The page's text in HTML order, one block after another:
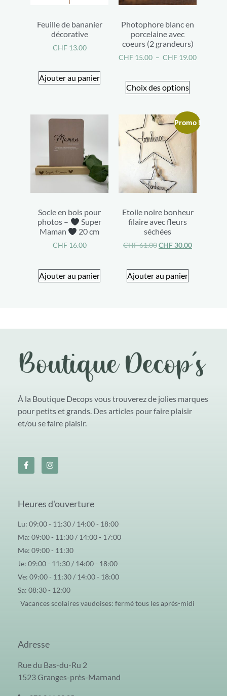
Feuille de bananier
décorative
CHF13.00
Ajouter au panier
Photophore blanc en
porcelaine avec
coeurs (2 grandeurs)
CHF 15.00 – CHF 19.00
Choix des options
Socle en bois pour
photos –
Super
Maman
20 cm
CHF16.00
Ajouter au panier
Promo !
Etoile noire bonheur
filaire avec fleurs
séchées
CHF61.00CHF 30.00
Ajouter au panier
À la Boutique Decops vous trouverez de jolies marques
pour petits et grands. Des articles pour faire plaisir
et/ou se faire plaisir.
Heures d'ouverture
Lu: 09:00 - 11:30 / 14:00 - 18:00
Ma: 09:00 - 11:30 / 14:00 - 17:00
Me: 09:00 - 11:30
Je: 09:00 - 11:30 / 14:00 - 18:00
Ve: 09:00 - 11:30 / 14:00 - 18:00
Sa: 08:30 - 12:00
Vacances scolaires vaudoises: fermé tous les après-midi
Adresse
Rue du Bas-du-Ru 2
1523 Granges-près-Marnand